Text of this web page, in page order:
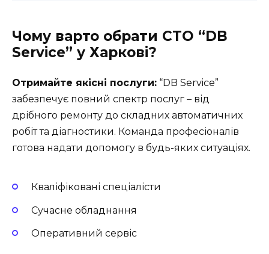
Чому варто обрати СТО “DB
Service” у Харкові?
Отримайте якісні послуги: “DB Service”
забезпечує повний спектр послуг – від
дрібного ремонту до складних автоматичних
робіт та діагностики. Команда професіоналів
готова надати допомогу в будь-яких ситуаціях.
Кваліфіковані спеціалісти
Сучасне обладнання
Оперативний сервіс